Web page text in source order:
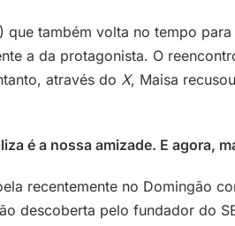
também volta no tempo
a da protagonista. O
através do X, Maisa
é a nossa amizade. E agora,
recentemente no Domingão
descoberta pelo fundador do